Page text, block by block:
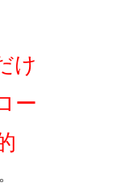
け
ー